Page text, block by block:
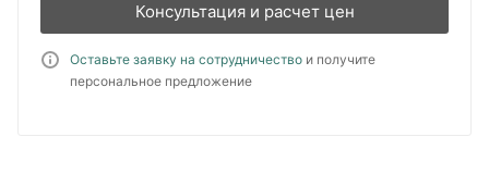
Консультация и расчет цен
Оставьте заявку на сотрудничество и получите
персональное предложение